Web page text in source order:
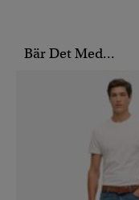
Bär Det Med...